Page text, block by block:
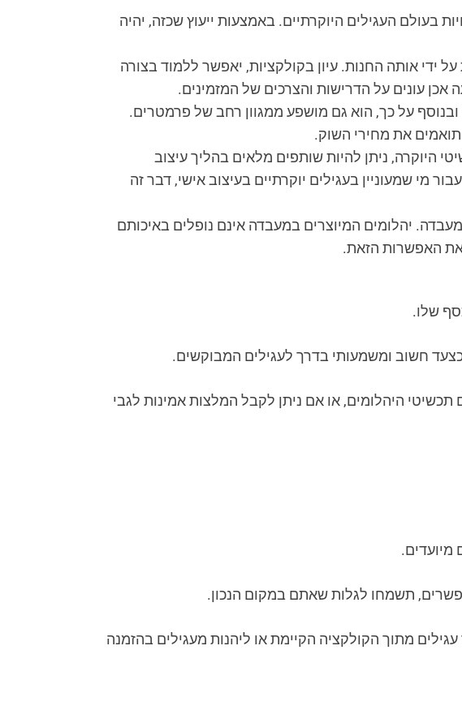
בעולם העגילים היוקרתיים. באמצעות ייעוץ שכזה, יהיה
ידי אותה החנות. עיון בקולקציות, יאפשר ללמוד בצורה
עונים על הדרישות והצרכים של המזמינים.
על כך, הוא גם מושפע ממגוון רחב של פרמטרים.
את מחירי השוק.
היוקרה, ניתן להיות שותפים מלאים בהליך עיצוב
מי שמעוניין בעגילים יוקרתיים בעיצוב אישי, דבר זה
יהלומים המיוצרים במעבדה אינם נופלים באיכותם
את האפשרות הזאת.
שלו.
חשוב ומשמעותי בדרך לעגילים המבוקשים.
היהלומים, או אם ניתן לקבל המלצות אמינות לגבי
מיועדים.
תשמחו לגלות שאתם במקום הנכון.
מתוך הקולקציה הקיימת או ליהנות מעגילים בהזמנה